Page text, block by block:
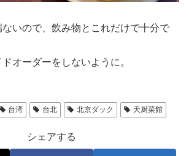
いので、飲み物とこれだけで十分で
オーダーをしないように。
台湾 台北 北京ダック 天厨菜館
シェアする